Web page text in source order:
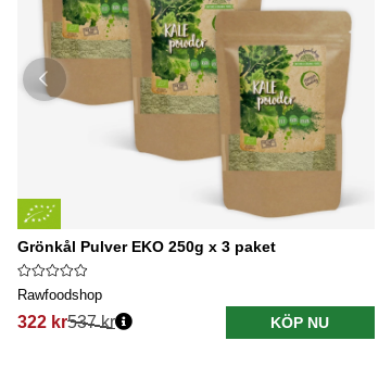
Grönkål Pulver EKO 250g x 3 paket
Rawfoodshop
322 kr537 kr KÖP NU